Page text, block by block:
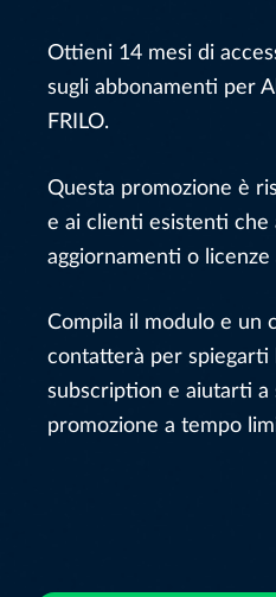
Ottieni 14 mesi di
sugli abbonamenti per
FRILO.
Questa promozione è
e ai clienti esistenti che
aggiornamenti o licenze
Compila il modulo e un
contatterà per spiegarti
subscription e aiutarti a
promozione a tempo